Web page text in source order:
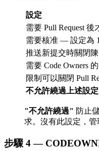
設定
需要 Pull Request 後
需要核准 — 設定為
推送新提交時關閉
需要 Code Owners
限制可以關閉 Pull
不允許繞過上述設定
"不允許繞過" 防止
求。沒有此設定，管
步驟 4 —